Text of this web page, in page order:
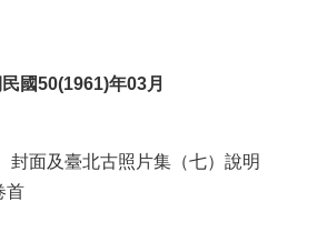
國50(1961)年03月
封面及臺北古照片集（七）說明
首